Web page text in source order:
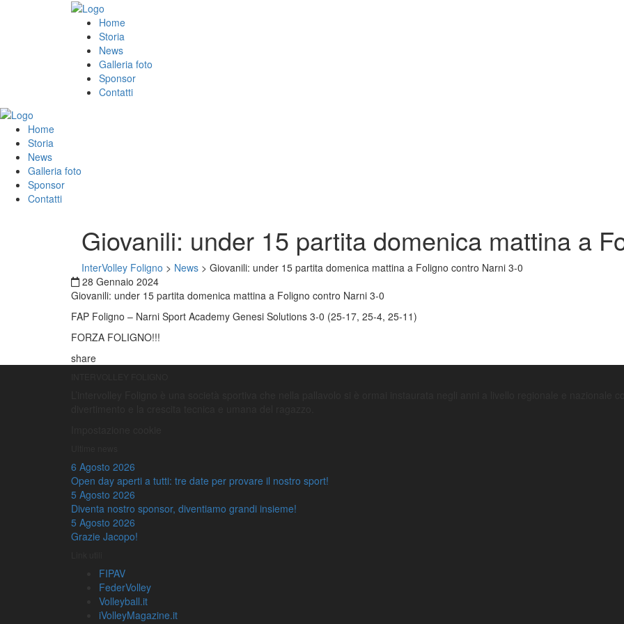
Home
Storia
News
Galleria foto
Sponsor
Contatti
Home
Storia
News
Galleria foto
Sponsor
Contatti
Giovanili: under 15 partita domenica mattina a
InterVolley Foligno > News > Giovanili: under 15 partita domenica mattina a Foligno contro Narni 3-0
28 Gennaio 2024
Giovanili: under 15 partita domenica mattina a Foligno contro Narni 3-0
FAP Foligno – Narni Sport Academy Genesi Solutions 3-0 (25-17, 25-4, 25-11)
FORZA FOLIGNO!!!
share
6 Agosto 2026
Open day aperti a tutti: tre date per provare il nostro sport!
5 Agosto 2026
Diventa nostro sponsor, diventiamo grandi insieme!
5 Agosto 2026
Grazie Jacopo!
FIPAV
FederVolley
Volleyball.it
iVolleyMagazine.it